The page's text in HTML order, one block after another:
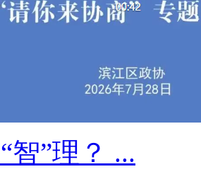
智”理？ ...